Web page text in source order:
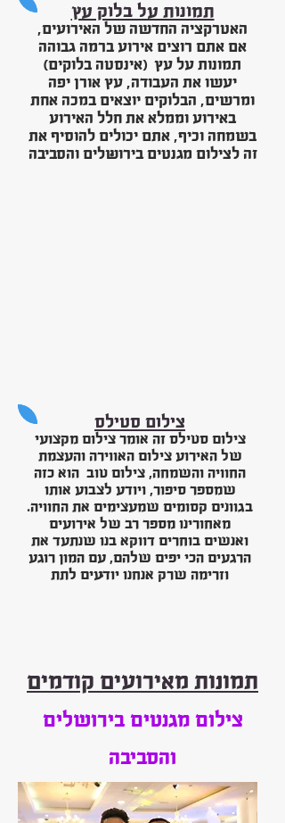
תמונות על בלוק עץ
האטרקציה החדשה של האירועים,
אם אתם רוצים אירוע ברמה גבוהה
תמונות על עץ (אינסטה בלוקים)
יעשו את העבודה, עץ אורן יפה
ומרשים, הבלוקים יוצאים במכה אחת
באירוע וממלא את חלל האירוע
בשמחה וכיף, אתם יכולים להוסיף את
זה לצילום מגנטים בירושלים והסביבה
.
צילום סטילס
צילום סטילס זה אומר צילום מקצועי
של האירוע צילום האווירה והעצמת
החוויה והשמחה, צילום טוב הוא כזה
שמספר סיפור, ויודע לצבוע אותו
בגוונים קסומים שמעצימים את החוויה.
מאחורינו מספר רב של אירועים
ואנשים בוחרים דווקא בנו שנתעד את
הרגעים הכי יפים שלהם, עם המון רוגע
וזרימה שרק אנחנו יודעים לתת
.
תמונות מאירועים קודמים
צילום מגנטים בירושלים
והסביבה